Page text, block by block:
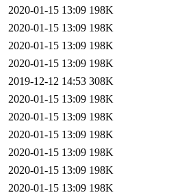
2020-01-15 13:09 198K
2020-01-15 13:09 198K
2020-01-15 13:09 198K
2020-01-15 13:09 198K
2019-12-12 14:53 308K
2020-01-15 13:09 198K
2020-01-15 13:09 198K
2020-01-15 13:09 198K
2020-01-15 13:09 198K
2020-01-15 13:09 198K
2020-01-15 13:09 198K